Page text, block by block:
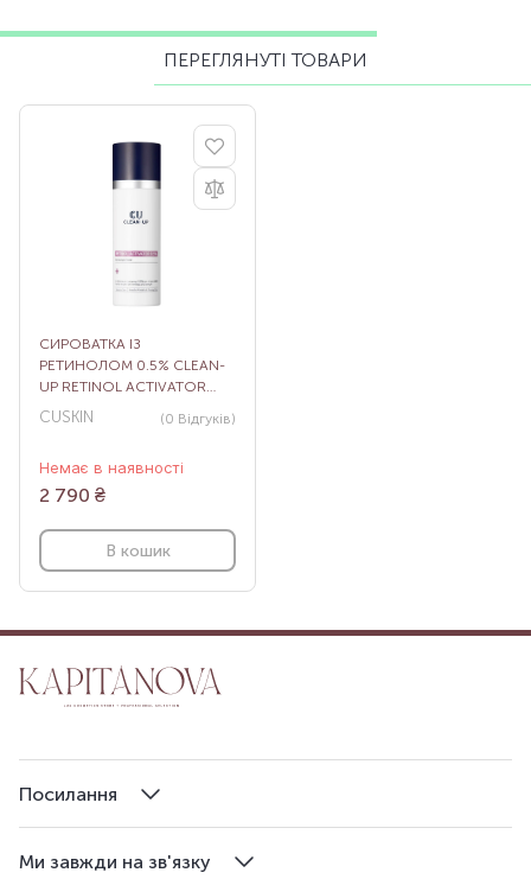
ПЕРЕГЛЯНУТІ ТОВАРИ
СИРОВАТКА ІЗ
РЕТИНОЛОМ 0.5% CLEAN-
UP RETINOL ACTIVATOR
0.5%, 30 МЛ
CUSKIN (0 Відгуків)
Немає в наявності
2 790 ₴
В кошик
Ми завжди на зв'язку
Посилання